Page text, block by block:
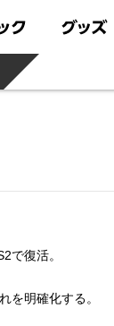
で復活。
を明確化する。